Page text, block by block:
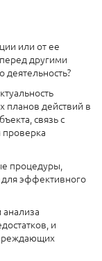
или от ее
другими
планов действий в
связь с
процедуры,
эффективного
и